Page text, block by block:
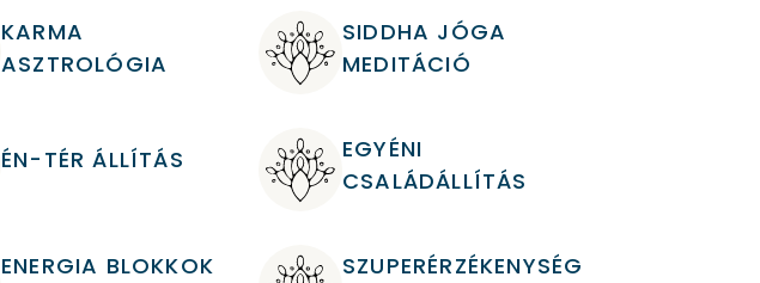
KARMA
ASZTROLÓGIA
SIDDHA JÓGA
MEDITÁCIÓ
ÉN-TÉR ÁLLÍTÁS
EGYÉNI
CSALÁDÁLLÍTÁS
ENERGIA BLOKKOK
SZUPERÉRZÉKENYSÉG